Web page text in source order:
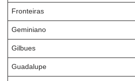
Fronteiras
Geminiano
Gilbues
Guadalupe